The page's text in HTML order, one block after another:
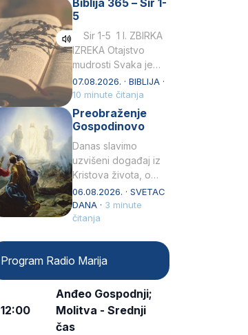
rođenjem Grk.
Obnovio je odnose s
afričkim…
Biblija 365 – Sir 1-
5
Sir 1-5 1 I. ZBIRKA
IZREKA Otajstvo
mudrosti Svaka je
mudrost od Gospoda
i s njime je dovijeka.2
Tko će…
07.08.2026. · BIBLIJA ·
10 minute čitanja
Preobraženje
Gospodinovo
Danas slavimo
uzvišeni događaj iz
Kristova života, o
kojem nas izvješćuju
evanđelisti Matej,
Marko i Luka te sveti
06.08.2026. · SVETAC
DANA · 3 minute
čitanja
Program Radio Marija
12:00
Anđeo Gospodnji;
Molitva - Srednji
čas